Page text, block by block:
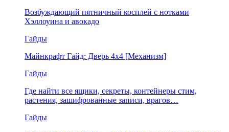
Возбуждающий пятничный косплей с нотками
Хэллоуина и авокадо
Гайды
Майнкрафт Гайд: Дверь 4х4 [Механизм]
Гайды
Где найти все ящики, секреты, контейнеры стим,
растения, зашифрованные записи, врагов…
Гайды